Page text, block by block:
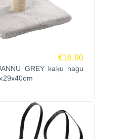
€16.90
GREY kaķu nagu